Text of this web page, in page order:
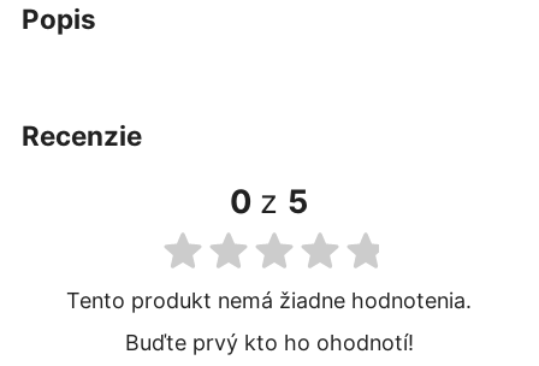
popis
recenzie
0 z 5
Tento produkt nemá žiadne hodnotenia.
Buďte prvý kto ho ohodnotí!